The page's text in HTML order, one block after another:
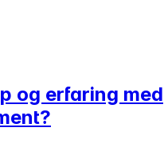
og erfaring med